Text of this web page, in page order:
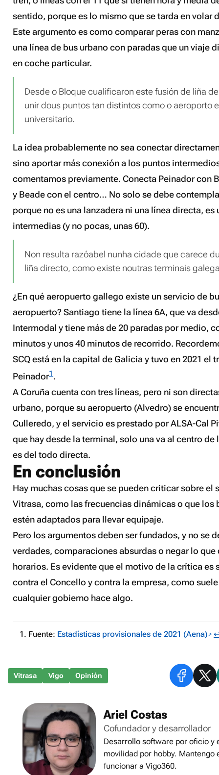
sentido, porque es lo mismo que se tarda en volar
Este argumento es como comparar peras con
una línea de bus urbano con paradas que un viaje
en coche particular.
Desde o Bloque cualificaron este fusión de liña
unir dous puntos tan distintos como o aeroporto
universitario.
La idea probablemente no sea conectar
sino aportar más conexión a los puntos
comentamos previamente. Conecta Peinador con
y Beade con el centro… No solo se debe
porque no es una lanzadera ni una línea directa, es
intermedias (y no pocas, unas 60).
Non resulta razóabel nunha cidade que carece
liña directo, como existe noutras terminais
¿En qué aeropuerto gallego existe un servicio de
aeropuerto? Santiago tiene la línea 6A, que va
Intermodal y tiene más de 20 paradas por medio,
minutos y unos 40 minutos de recorrido.
SCQ está en la capital de Galicia y tuvo en 2021 el
Peinador1 .
A Coruña cuenta con tres líneas, pero ni son
urbano, porque su aeropuerto (Alvedro) se
Culleredo, y el servicio es prestado por ALSA-Cal
que hay desde la terminal, solo una va al centro
es del todo directa.
En conclusión
Hay muchas cosas que se pueden criticar sobre el
Vitrasa, como las frecuencias dinámicas o que los
estén adaptados para llevar equipaje.
Pero los argumentos deben ser fundados, y no se
verdades, comparaciones absurdas o negar lo
horarios. Es evidente que el motivo de la crítica
contra el Concello y contra la empresa, como
cualquier gobierno hace algo.
Fuente: Estadísticas provisionales de 2021 (Aena)
Vitrasa Vigo Opinión
Ariel Costas
Cofundador y desarrollador
Desarrollo software por oficio y
movilidad por hobby. Mantengo
funcionar a Vigo360.